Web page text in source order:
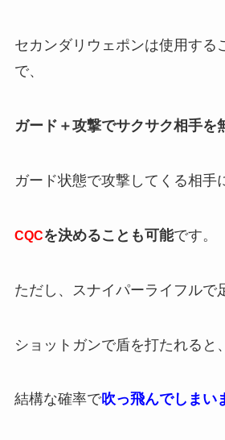
セカンダリウェポンは使用する
で、
ガード＋攻撃でサクサク相手を
ガード状態で攻撃してくる相手
CQCを決めることも可能です。
ただし、スナイパーライフルで
ショットガンで盾を打たれると、
結構な確率で吹っ飛んでしまい